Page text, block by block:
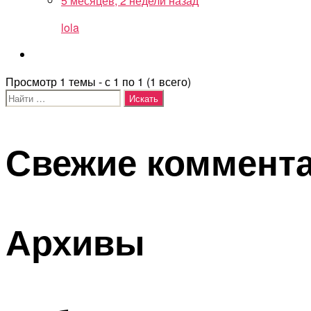
lola
Просмотр 1 темы - с 1 по 1 (1 всего)
Поиск:
Свежие
Архивы